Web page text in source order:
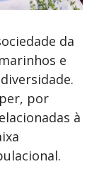
da
e
por
à